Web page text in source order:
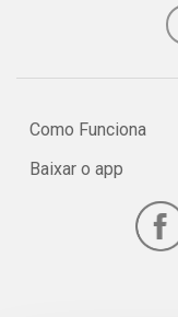
Como Funciona
Baixar o app